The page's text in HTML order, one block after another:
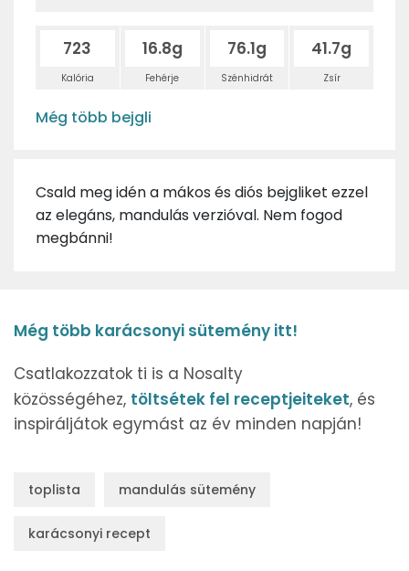
723
Kalória
16.8g
Fehérje
76.1g
Szénhidrát
41.7g
Zsír
Még több bejgli
Csald meg idén a mákos és diós bejgliket ezzel
az elegáns, mandulás verzióval. Nem fogod
megbánni!
Még több karácsonyi sütemény itt!
Csatlakozzatok ti is a Nosalty
közösségéhez, töltsétek fel receptjeiteket, és
inspiráljátok egymást az év minden napján!
toplista mandulás sütemény
karácsonyi recept